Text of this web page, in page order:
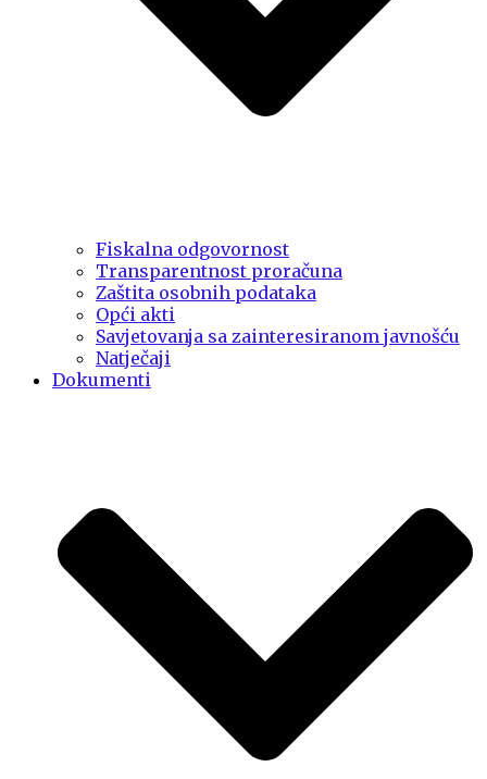
Fiskalna odgovornost
Transparentnost proračuna
Zaštita osobnih podataka
Opći akti
Savjetovanja sa zainteresiranom javnošću
Natječaji
Dokumenti